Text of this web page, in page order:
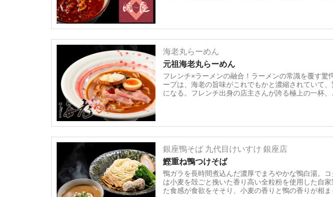
海老丸らーめん
元祖海老丸らーめん
フレンチ×ラーメンの融合！ラーメンの常識を覆す
ープは、海老の旨味がこれでもかと濃縮されていて
になる。フレンチ出身の店主さんが誇る極上の一杯、
銀座鴨そば 九代目けいすけ 銀座店
鰹重ね鴨つけそば
鴨ガラを長時間煮込んだ濃厚でまろやかな鴨白湯。
は小麦を殻ごと挽いた香り高い全粒粉を使用した自
た食感が食欲をそそり、小麦の香りと鴨の香りが相